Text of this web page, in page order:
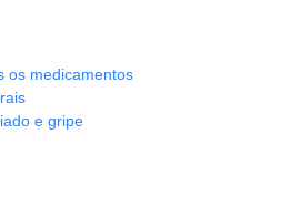
os medicamentos
e gripe